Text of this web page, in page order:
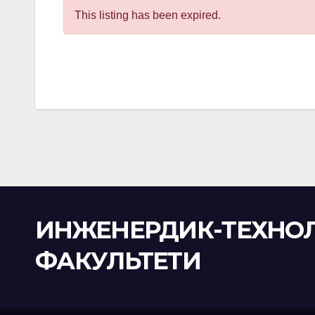
This listing has been expired.
ИНЖЕНЕРДИК-
ФАКУЛЬТЕТИ